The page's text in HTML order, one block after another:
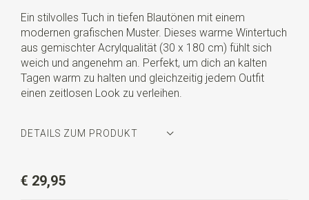
Ein stilvolles Tuch in tiefen Blautönen mit einem
modernen grafischen Muster. Dieses warme Wintertuch
aus gemischter Acrylqualität (30 x 180 cm) fühlt sich
weich und angenehm an. Perfekt, um dich an kalten
Tagen warm zu halten und gleichzeitig jedem Outfit
einen zeitlosen Look zu verleihen.
DETAILS ZUM PRODUKT
Farbe
€ 29,95